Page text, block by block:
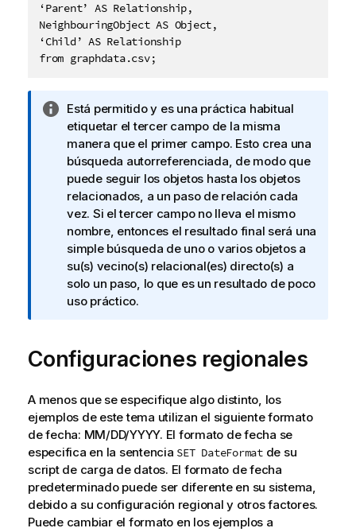
‘Parent’ AS Relationship,
NeighbouringObject AS Object,
‘Child’ AS Relationship
from graphdata.csv;
N
o
t
a
i
n
f
o
r
m
a
t
a
Está permitido y es una práctica habitual
etiquetar el tercer campo de la misma
manera que el primer campo. Esto crea una
búsqueda autorreferenciada, de modo que
puede seguir los objetos hasta los objetos
relacionados, a un paso de relación cada
vez. Si el tercer campo no lleva el mismo
nombre, entonces el resultado final será una
simple búsqueda de uno o varios objetos a
su(s) vecino(s) relacional(es) directo(s) a
solo un paso, lo que es un resultado de poco
uso práctico.
Configuraciones regionales
A menos que se especifique algo distinto, los
ejemplos de este tema utilizan el siguiente formato
de fecha: MM/DD/YYYY. El formato de fecha se
especifica en la sentencia SET DateFormatde su
script de carga de datos. El formato de fecha
predeterminado puede ser diferente en su sistema,
debido a su configuración regional y otros factores.
Puede cambiar el formato en los ejemplos a